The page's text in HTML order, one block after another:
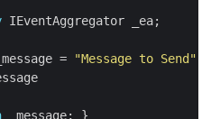
= "Message to Send"